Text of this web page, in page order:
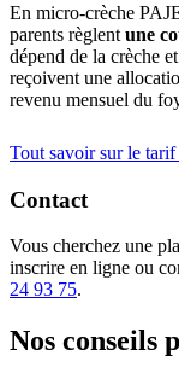
En micro-crèche
parents règlent une
dépend de la crèche
reçoivent une
revenu mensuel du
Tout savoir sur le tarif
Contact
Vous cherchez une
inscrire en ligne ou
24 93 75.
Nos conseils